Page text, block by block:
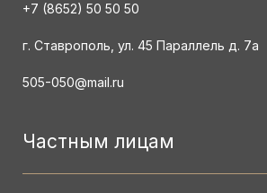
+7 (8652) 50 50 50
г. Ставрополь, ул. 45 Параллель д. 7а
505-050@mail.ru
Частным лицам